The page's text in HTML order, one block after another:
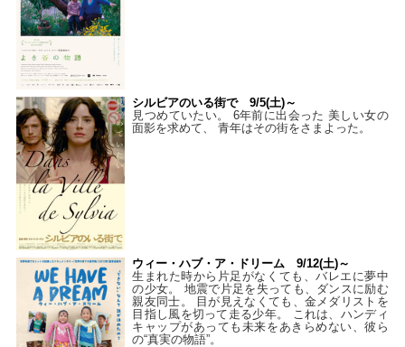
シルビアのいる街で 9/5(土)～
見つめていたい。 6年前に出会った 美しい女の
面影を求めて、 青年はその街をさまよった。
ウィー・ハブ・ア・ドリーム 9/12(土)～
生まれた時から片足がなくても、バレエに夢中
の少女。 地震で片足を失っても、ダンスに励む
親友同士。 目が見えなくても、金メダリストを
目指し風を切って走る少年。 これは、ハンディ
キャップがあっても未来をあきらめない、彼ら
の“真実の物語”。